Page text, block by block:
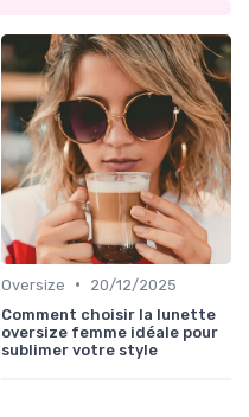
Oversize •
20/12/2025
Comment choisir la lunette
oversize femme idéale pour
sublimer votre style